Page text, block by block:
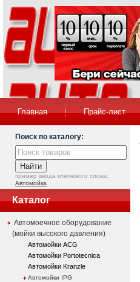
Главная Прайс-лист
Поиск по каталогу:
пример ввода ключевого слова:
Автомойка
Каталог
Автомоечное оборудование
(мойки высокого давления)
Автомойки ACG
Автомойки Portotecnica
Автомойки Kranzle
Автомойки IPG